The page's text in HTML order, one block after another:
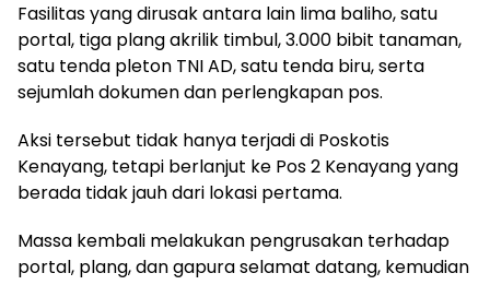
Fasilitas yang dirusak antara lain lima baliho, satu
portal, tiga plang akrilik timbul, 3.000 bibit tanaman,
satu tenda pleton TNI AD, satu tenda biru, serta
sejumlah dokumen dan perlengkapan pos.
Aksi tersebut tidak hanya terjadi di Poskotis
Kenayang, tetapi berlanjut ke Pos 2 Kenayang yang
berada tidak jauh dari lokasi pertama.
Massa kembali melakukan pengrusakan terhadap
portal, plang, dan gapura selamat datang, kemudian